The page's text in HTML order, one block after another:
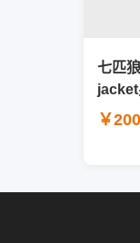
七匹
jacket
￥200